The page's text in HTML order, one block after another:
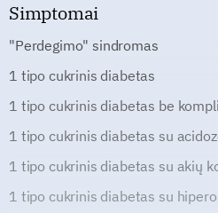
Simptomai
"Perdegimo" sindromas
1 tipo cukrinis diabetas
1 tipo cukrinis diabetas be
1 tipo cukrinis diabetas su
1 tipo cukrinis diabetas su akių
1 tipo cukrinis diabetas su